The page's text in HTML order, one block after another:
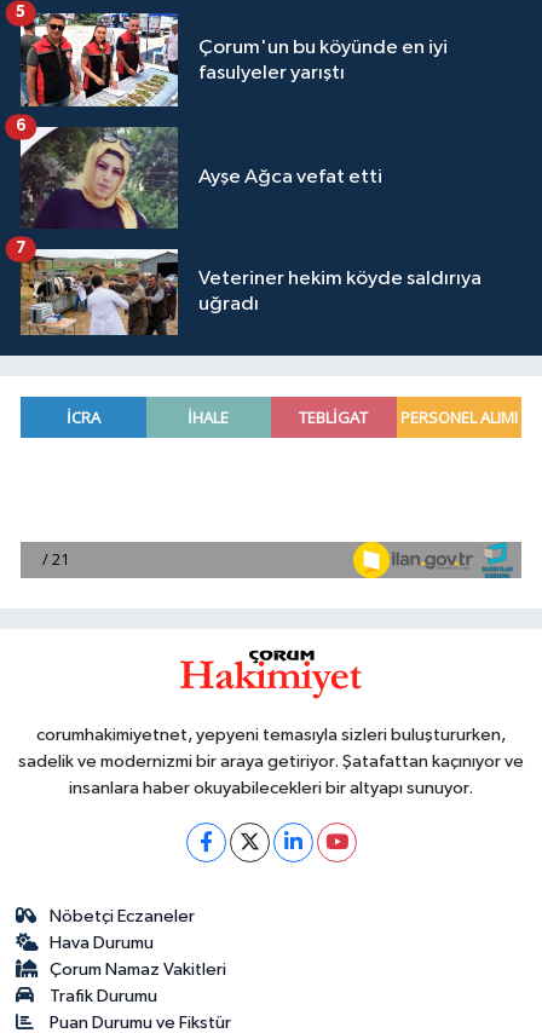
Çorum'un bu köyünde en iyi
fasulyeler yarıştı
5
Ayşe Ağca vefat etti
6
Veteriner hekim köyde saldırıya
uğradı
7
corumhakimiyetnet, yepyeni temasıyla sizleri buluştururken,
sadelik ve modernizmi bir araya getiriyor. Şatafattan kaçınıyor ve
insanlara haber okuyabilecekleri bir altyapı sunuyor.
Nöbetçi Eczaneler
Hava Durumu
Çorum Namaz Vakitleri
Trafik Durumu
Puan Durumu ve Fikstür